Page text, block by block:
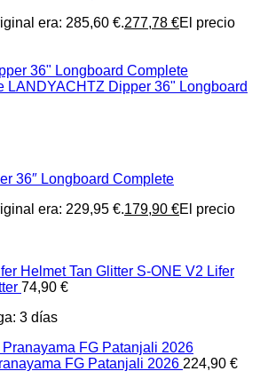
era: 285,60 €.277,78 €El precio
36″ Longboard Complete
era: 229,95 €.179,90 €El precio
S-ONE V2 Lifer
74,90 €
3 días
FG Patanjali 2026 224,90 €